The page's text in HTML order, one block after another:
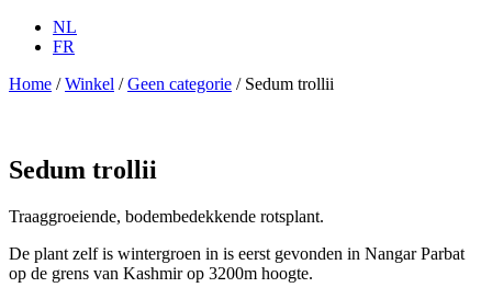
NL
FR
Home /Winkel /Geen categorie / Sedum trollii
Sedum trollii
Traaggroeiende, bodembedekkende rotsplant.
De plant zelf is wintergroen in is eerst gevonden in Nangar Parbat
op de grens van Kashmir op 3200m hoogte.